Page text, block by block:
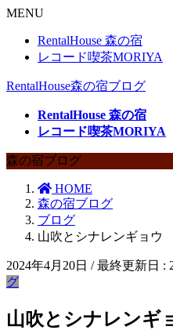
MENU
RentalHouse 森の宿
レコード喫茶MORIYA
RentalHouse森の宿ブログ
RentalHouse 森の宿
レコード喫茶MORIYA
森の宿ブログ
HOME
森の宿ブログ
ブログ
山吹とシナレンギョウ
2024年4月20日 / 最終更新日 :
グ
山吹とシナレンギ